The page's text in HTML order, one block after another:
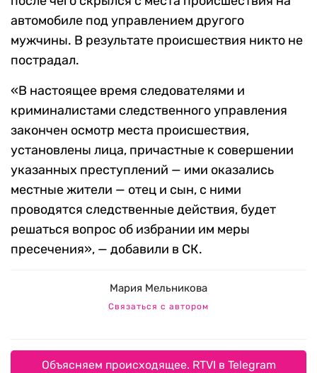
автомобиле под управлением другого
мужчины. В результате происшествия никто не
пострадал.
«В настоящее время следователями и
криминалистами следственного управления
закончен осмотр места происшествия,
установлены лица, причастные к совершении
указанных преступлений — ими оказались
местные жители — отец и сын, с ними
проводятся следственные действия, будет
решаться вопрос об избрании им меры
пресечения», — добавили в СК.
Мария Мельникова
Связаться с автором
Объясняем происходящее. RTVI в Telegram